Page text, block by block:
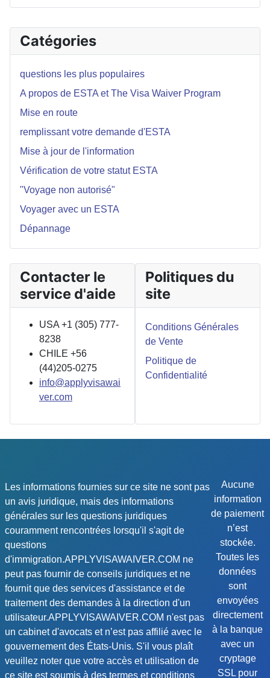
Catégories
questions les plus populaires
A propos de ESTA et The Visa Waiver Program
Mise en route
remplissant votre demande d'ESTA
Mise à jour de l'information
Vérification de votre statut ESTA
"Voyage non autorisé"
Voyager avec un ESTA
Dépannage
Contacter le
service d'aide
USA +1 (305) 777-
8238
CHILE +56
(44)205-0275
info@applyvisawai
ver.com
Politiques du
site
Conditions Générales
de Vente
Politique de
Confidentialité
Les informations fournies sur ce site ne sont pas
un avis juridique, mais des informations
générales sur les questions juridiques
couramment rencontrées lorsqu'il s'agit de
questions
d'immigration.APPLYVISAWAIVER.COM ne
peut pas fournir de conseils juridiques et ne
fournit que des services d'assistance et de
traitement des demandes à la direction d'un
utilisateur.APPLYVISAWAIVER.COM n'est pas
un cabinet d'avocats et n’est pas affilié avec le
gouvernement des États-Unis. S'il vous plaît
veuillez noter que votre accès et utilisation de
ce site est soumis à des termes et conditions
Aucune
information
de paiement
n’est
stockée.
Toutes les
données
sont
envoyées
directement
à la banque
avec un
cryptage
SSL pour